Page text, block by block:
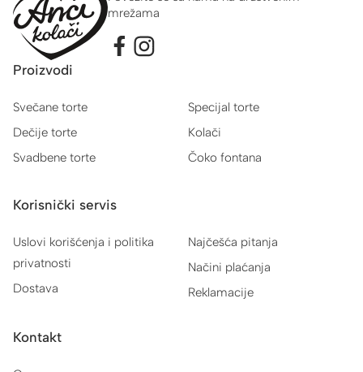
mrežama
Proizvodi
Svečane torte
Dečije torte
Svadbene torte
Specijal torte
Kolači
Čoko fontana
Korisnički servis
Uslovi korišćenja i politika
privatnosti
Dostava
Najčešća pitanja
Načini plaćanja
Reklamacije
Kontakt